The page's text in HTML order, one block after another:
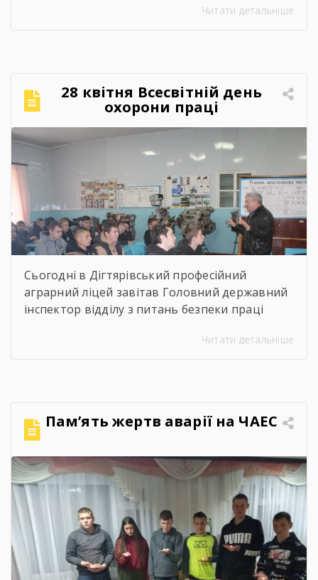
Срібнянського ліцеїв. Всіх учасників заходу
прийому 2026 року заступник директора з
навчально-виробничої роботи Сергій
Коломієць. Для майбутніх абітурієнтів було
проведено […]
Читати детальніше
28 квітня Всесвітній день
охорони праці
Сьогодні в Дігтярівський професійний
аграрний ліцей завітав Головний державний
інспектор відділу з питань безпеки праці
Чернігівській області Центрального
здорових умов праці». Сучасна концепція
безпеки праці давно вийшла за межі […]
Читати детальніше
Пам’ять жертв аварії на ЧАЕС